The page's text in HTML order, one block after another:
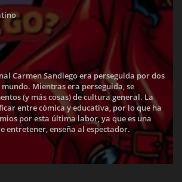
Carmen Sandiego era perseguida por dos
Mientras era perseguida, se
(y más cosas) de cultura general. La
entre cómica y educativa, por lo que ha
por esta última labor, ya que es una
entretener, enseña al espectador.